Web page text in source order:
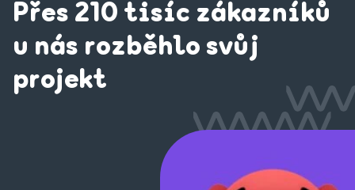
Přes 210 tisíc zákazníků
u nás rozběhlo svůj
projekt